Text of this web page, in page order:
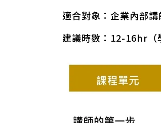
適合對象：企業內部
建議時數：12-16hr（